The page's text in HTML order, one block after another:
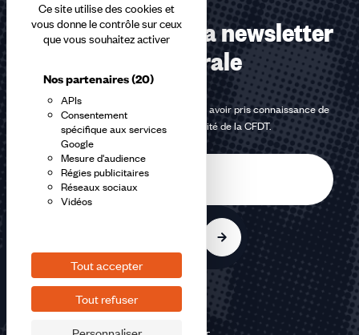
Ce site utilise des cookies et
vous donne le contrôle sur ceux
que vous souhaitez activer
Nos partenaires(20)
APIs
Consentement
spécifique aux services
Google
Mesure d'audience
Régies publicitaires
Réseaux sociaux
Vidéos
Tout accepter
Tout refuser
Abonnez-vous à la newsletter
confédérale
En m'inscrivant à la newsletter, j'affirme avoir pris connaissance de
lapolitique de confidentialité de la CFDT.